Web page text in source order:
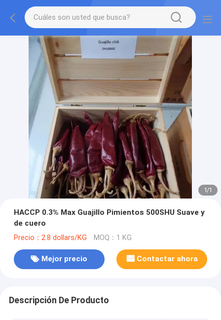
1/1
HACCP 0.3% Max Guajillo Pimientos 500SHU Suave y
de cuero
Precio：2.8 dollars/KG MOQ：1 KG
Mejor precio Contactar ahora
Descripción De Producto